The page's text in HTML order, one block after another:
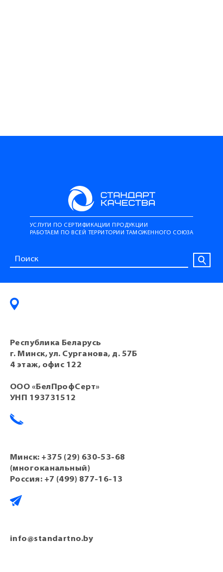
УСЛУГИ ПО СЕРТИФИКАЦИИ ПРОДУКЦИИ
РАБОТАЕМ ПО ВСЕЙ ТЕРРИТОРИИ ТАМОЖЕННОГО СОЮЗА
Республика Беларусь
г. Минск, ул. Сурганова, д. 57Б
4 этаж, офис 122
ООО «БелПрофСерт»
УНП 193731512
Минск: +375 (29) 630-53-68
(многоканальный)
Россия: +7 (499) 877-16-13
info@standartno.by